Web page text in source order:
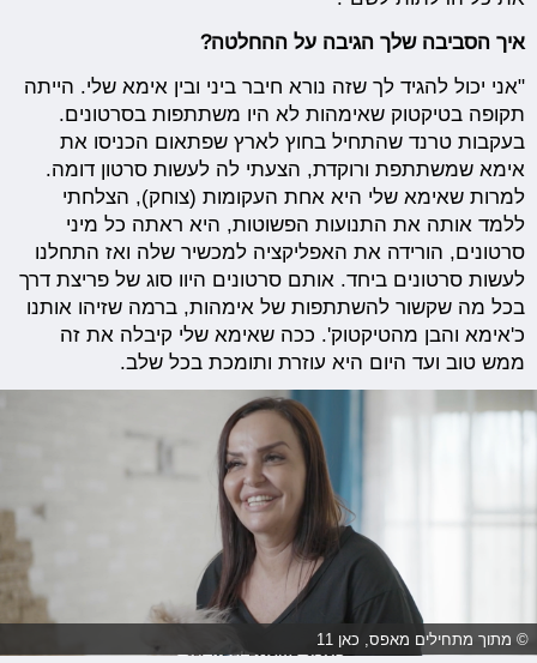
איך הסביבה שלך הגיבה על ההחלטה?
"אני יכול להגיד לך שזה נורא חיבר ביני ובין אימא שלי. הייתה
תקופה בטיקטוק שאימהות לא היו משתתפות בסרטונים.
בעקבות טרנד שהתחיל בחוץ לארץ שפתאום הכניסו את
אימא שמשתתפת ורוקדת, הצעתי לה לעשות סרטון דומה.
למרות שאימא שלי היא אחת העקומות (צוחק), הצלחתי
ללמד אותה את התנועות הפשוטות, היא ראתה כל מיני
סרטונים, הורידה את האפליקציה למכשיר שלה ואז התחלנו
לעשות סרטונים ביחד. אותם סרטונים היוו סוג של פריצת דרך
בכל מה שקשור להשתתפות של אימהות, ברמה שזיהו אותנו
כ'אימא והבן מהטיקטוק'. ככה שאימא שלי קיבלה את זה
ממש טוב ועד היום היא עוזרת ותומכת בכל שלב.
© מתוך מתחילים מאפס, כאן 11